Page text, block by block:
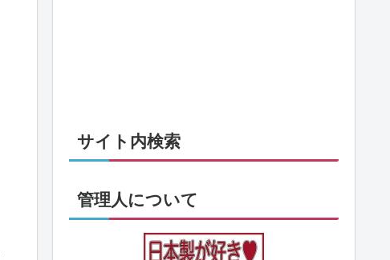
サイト内検索
管理人について